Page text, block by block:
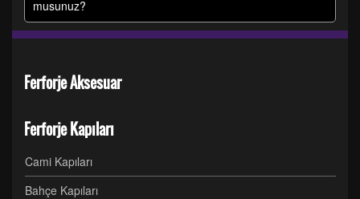
musunuz?
Ferforje Aksesuar
Ferforje Kapıları
Cami Kapıları
Bahçe Kapıları